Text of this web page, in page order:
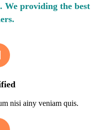
We providing the best
nisi ainy veniam quis.